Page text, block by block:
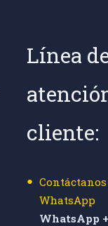
Línea
cliente:
WhatsApp
WhatsApp